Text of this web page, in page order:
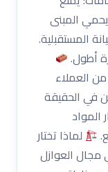
المبنى
المستقبلية.
أطول.
العملاء
في الحقيقة
المواد
لماذا تختار
العوازل